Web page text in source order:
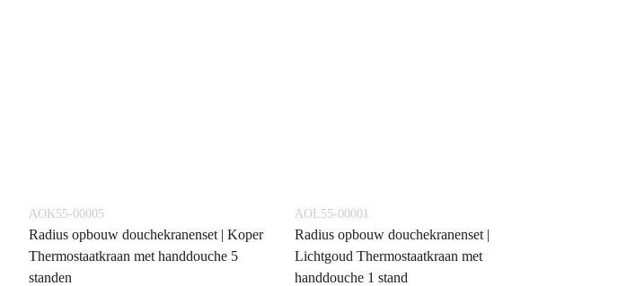
AOK55-00005
Radius opbouw douchekranenset | Koper
Thermostaatkraan met handdouche 5
standen
AOL55-00001
Radius opbouw douchekranenset |
Lichtgoud Thermostaatkraan met
handdouche 1 stand